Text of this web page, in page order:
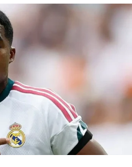
nga ngrohja
viral në rrjetet sociale.
në shenjë befasie,
me një
me shtrëngim
të ri në karrierën e tij me
sipas raportimeve, do të